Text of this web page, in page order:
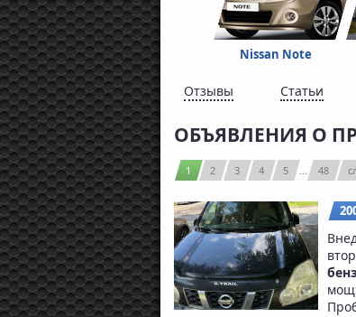
Nissan Note
Отзывы Статьи
ОБЪЯВЛЕНИЯ О
1 2 3 4 5 ... 48